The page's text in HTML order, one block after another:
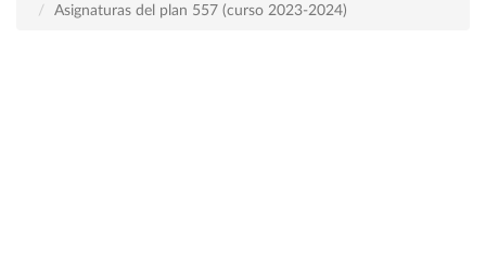
Asignaturas del plan 557 (curso 2023-2024)